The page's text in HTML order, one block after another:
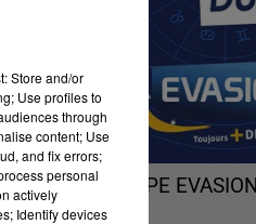
L'HOROSCOPE EVASION
Store and/or
Use profiles to
through
content; Use
and fix errors;
personal
actively
Identify devices